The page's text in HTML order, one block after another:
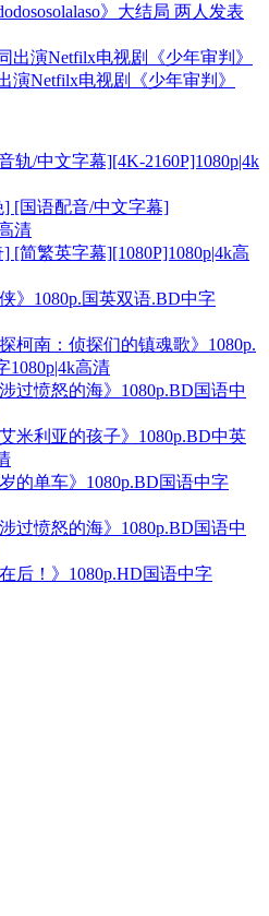
》大结局 两人发表
演Netfilx电视剧《少年审判》
轨/中文字幕][4K-2160P]1080p|4k
[国语配音/中文字幕]
清
[简繁英字幕][1080P]1080p|4k高
》1080p.国英双语.BD中字
柯南：侦探们的镇魂歌》1080p.
1080p|4k高清
过愤怒的海》1080p.BD国语中
米利亚的孩子》1080p.BD中英
的单车》1080p.BD国语中字
过愤怒的海》1080p.BD国语中
后！》1080p.HD国语中字